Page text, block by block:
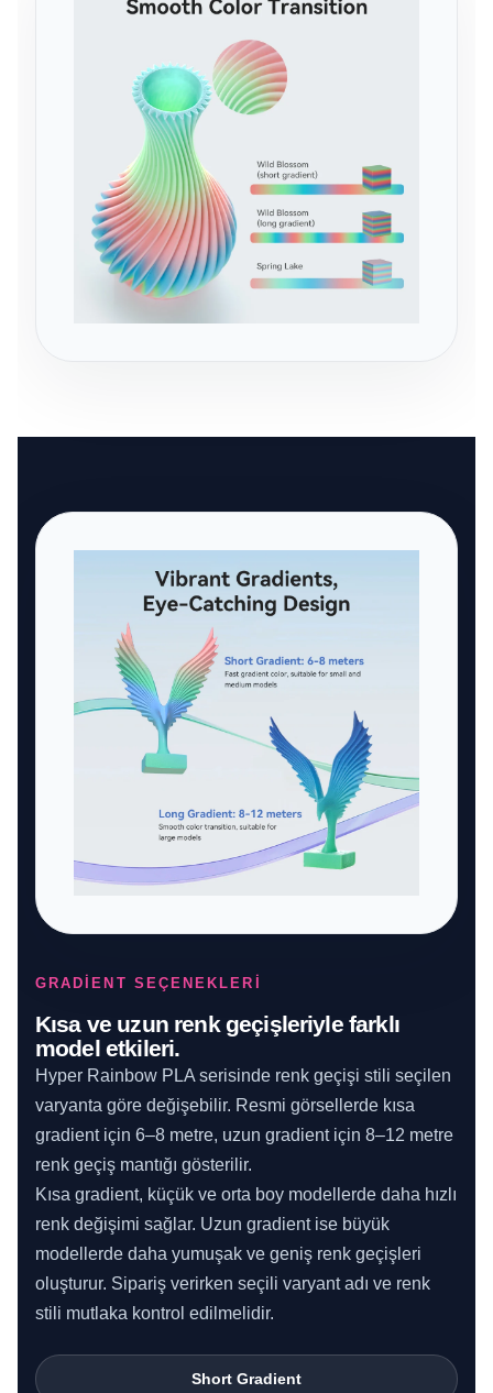
GRADIENT SEÇENEKLERI
Kısa ve uzun renk geçişleriyle farklı
model etkileri.
Hyper Rainbow PLA serisinde renk geçişi stili seçilen
varyanta göre değişebilir. Resmi görsellerde kısa
gradient için 6–8 metre, uzun gradient için 8–12 metre
renk geçiş mantığı gösterilir.
Kısa gradient, küçük ve orta boy modellerde daha hızlı
renk değişimi sağlar. Uzun gradient ise büyük
modellerde daha yumuşak ve geniş renk geçişleri
oluşturur. Sipariş verirken seçili varyant adı ve renk
stili mutlaka kontrol edilmelidir.
Short Gradient